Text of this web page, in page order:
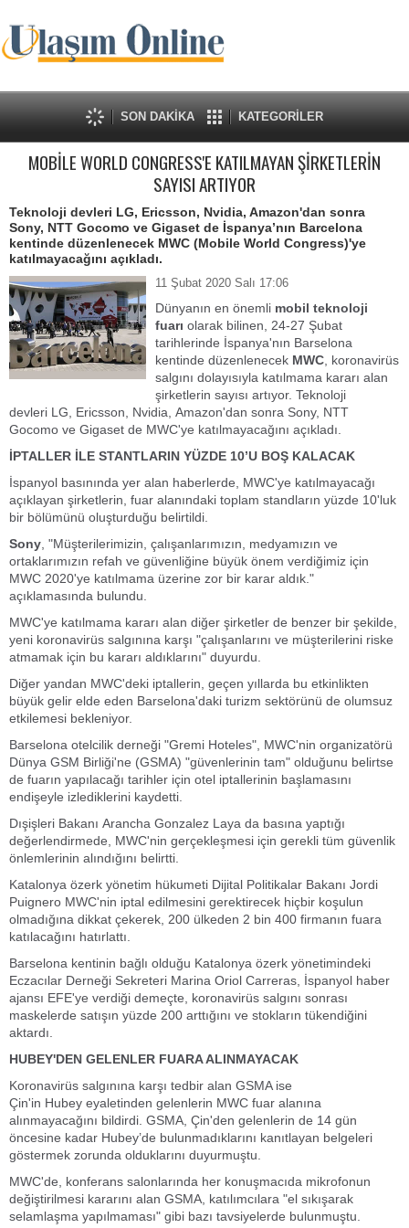
SON DAKİKA KATEGORİLER
MOBİLE WORLD CONGRESS'E KATILMAYAN ŞİRKETLERİN
SAYISI ARTIYOR
Teknoloji devleri LG, Ericsson, Nvidia, Amazon'dan sonra
Sony, NTT Gocomo ve Gigaset de İspanya’nın Barcelona
kentinde düzenlenecek MWC (Mobile World Congress)'ye
katılmayacağını açıkladı.
11 Şubat 2020 Salı 17:06
Dünyanın en önemli mobil teknoloji
fuarı olarak bilinen, 24-27 Şubat
tarihlerinde İspanya'nın Barselona
kentinde düzenlenecek MWC , koronavirüs
salgını dolayısıyla katılmama kararı alan
şirketlerin sayısı artıyor. Teknoloji
devleri LG, Ericsson, Nvidia, Amazon'dan sonra Sony, NTT
Gocomo ve Gigaset de MWC'ye katılmayacağını açıkladı.
İPTALLER İLE STANTLARIN YÜZDE 10’U BOŞ KALACAK
İspanyol basınında yer alan haberlerde, MWC'ye katılmayacağı
açıklayan şirketlerin, fuar alanındaki toplam standların yüzde 10'luk
bir bölümünü oluşturduğu belirtildi.
Sony , "Müşterilerimizin, çalışanlarımızın, medyamızın ve
ortaklarımızın refah ve güvenliğine büyük önem verdiğimiz için
MWC 2020'ye katılmama üzerine zor bir karar aldık."
açıklamasında bulundu.
MWC'ye katılmama kararı alan diğer şirketler de benzer bir şekilde,
yeni koronavirüs salgınına karşı "çalışanlarını ve müşterilerini riske
atmamak için bu kararı aldıklarını" duyurdu.
Diğer yandan MWC'deki iptallerin, geçen yıllarda bu etkinlikten
büyük gelir elde eden Barselona'daki turizm sektörünü de olumsuz
etkilemesi bekleniyor.
Barselona otelcilik derneği "Gremi Hoteles", MWC'nin organizatörü
Dünya GSM Birliği'ne (GSMA) "güvenlerinin tam" olduğunu belirtse
de fuarın yapılacağı tarihler için otel iptallerinin başlamasını
endişeyle izlediklerini kaydetti.
Dışişleri Bakanı Arancha Gonzalez Laya da basına yaptığı
değerlendirmede, MWC'nin gerçekleşmesi için gerekli tüm güvenlik
önlemlerinin alındığını belirtti.
Katalonya özerk yönetim hükumeti Dijital Politikalar Bakanı Jordi
Puignero MWC'nin iptal edilmesini gerektirecek hiçbir koşulun
olmadığına dikkat çekerek, 200 ülkeden 2 bin 400 firmanın fuara
katılacağını hatırlattı.
Barselona kentinin bağlı olduğu Katalonya özerk yönetimindeki
Eczacılar Derneği Sekreteri Marina Oriol Carreras, İspanyol haber
ajansı EFE'ye verdiği demeçte, koronavirüs salgını sonrası
maskelerde satışın yüzde 200 arttığını ve stokların tükendiğini
aktardı.
HUBEY'DEN GELENLER FUARA ALINMAYACAK
Koronavirüs salgınına karşı tedbir alan GSMA ise
Çin'in Hubey eyaletinden gelenlerin MWC fuar alanına
alınmayacağını bildirdi. GSMA, Çin'den gelenlerin de 14 gün
öncesine kadar Hubey’de bulunmadıklarını kanıtlayan belgeleri
göstermek zorunda olduklarını duyurmuştu.
MWC'de, konferans salonlarında her konuşmacıda mikrofonun
değiştirilmesi kararını alan GSMA, katılımcılara "el sıkışarak
selamlaşma yapılmaması" gibi bazı tavsiyelerde bulunmuştu.